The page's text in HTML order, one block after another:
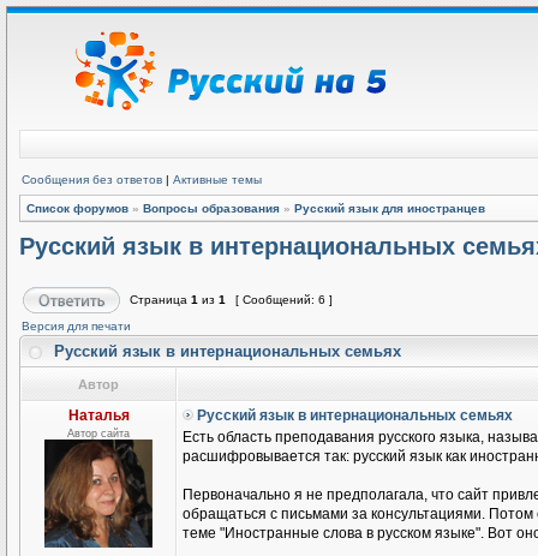
Сообщения без ответов | Активные темы
Список форумов » Вопросы образования » Русский язык для иностранцев
Русский язык в интернациональных
Страница 1 из 1
[ Сообщений: 6 ]
Версия для печати
Русский язык в интернациональных семьях
Автор
Наталья
Автор сайта
Русский язык в интернациональных семьях
Есть область преподавания русского языка,
расшифровывается так: русский язык как
Первоначально я не предполагала, что сайт
обращаться с письмами за консультациями.
теме "Иностранные слова в русском языке". Вот